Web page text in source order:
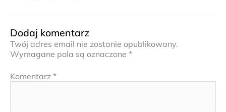
Dodaj komentarz
Twój adres email nie zostanie opublikowany.
Wymagane pola są oznaczone *
Komentarz *